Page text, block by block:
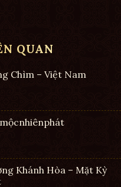
QUAN
Chìm – Việt Nam
Khánh Hòa – Mặt Kỳ